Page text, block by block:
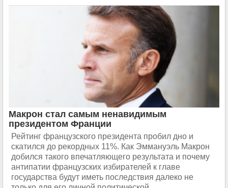
Макрон стал самым ненавидимым
президентом Франции
Рейтинг французского президента пробил дно и
скатился до рекордных 11%. Как Эммануэль Макрон
добился такого впечатляющего результата и почему
антипатии французских избирателей к главе
государства будут иметь последствия далеко не